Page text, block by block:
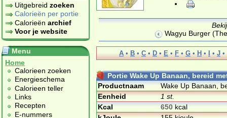
Uitgebreid zoeken
Calorieën per portie
Calorieën archief
Voor je website
Menu
Home
Calorieen zoeken
Energieschema
Calorieen teller
Links
Recepten
E-nummers
Wagyu Burger
A • B • C • D • E • F • G • H • I • J •
Portie Wake Up Banaan, bereid
Productnaam
Wake Up Banaan,
Eenheid
1 st.
Kcal
650 kcal